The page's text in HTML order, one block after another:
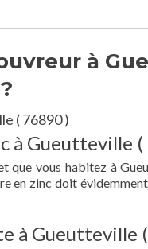
à
( 76890 )
à Gueutteville (
que vous habitez à
en zinc doit
à Gueutteville